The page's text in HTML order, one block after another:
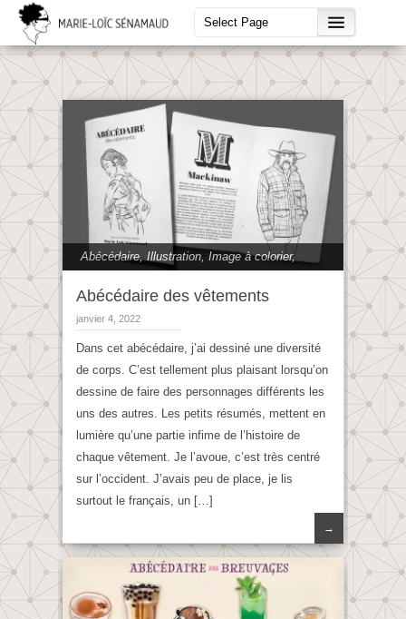
Abécédaire, Illustration, Image à colorier,
Abécédaire des vêtements
janvier 4, 2022
Dans cet abécédaire, j’ai dessiné une diversité
de corps. C’est tellement plus plaisant lorsqu’on
dessine de faire des personnages différents les
uns des autres. Les petits résumés, mettent en
lumière qu’une partie infime de l’histoire de
chaque vêtement. Je l’avoue, c’est très centré
sur l’occident. J’avais peu de place, je lis
surtout le français, un […]
→